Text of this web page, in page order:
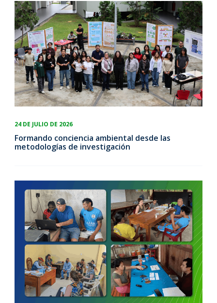
24 DE JULIO DE 2026
Formando conciencia ambiental desde las
metodologías de investigación